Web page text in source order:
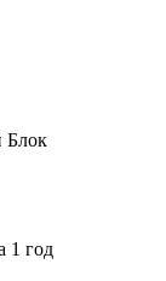
Блок
1 год